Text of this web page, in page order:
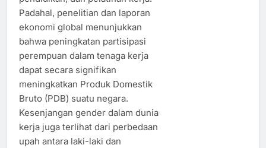
Padahal, penelitian dan laporan
ekonomi global menunjukkan
bahwa peningkatan partisipasi
perempuan dalam tenaga kerja
dapat secara signifikan
meningkatkan Produk Domestik
Bruto (PDB) suatu negara.
Kesenjangan gender dalam dunia
kerja juga terlihat dari perbedaan
upah antara laki-laki dan